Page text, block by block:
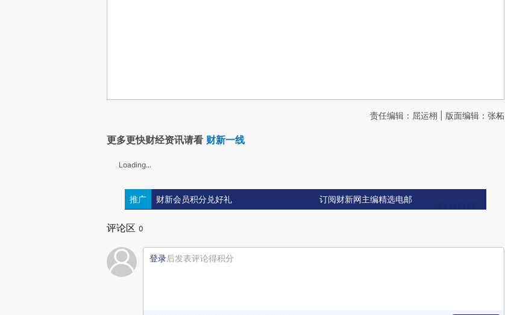
责任编辑：屈运栩 | 版面编辑：张柘
更多更快财经资讯请看 财新一线
Loading...
推广 财新会员积分兑好礼 订阅财新网主编精选电邮
评论区 0
登录后发表评论得积分